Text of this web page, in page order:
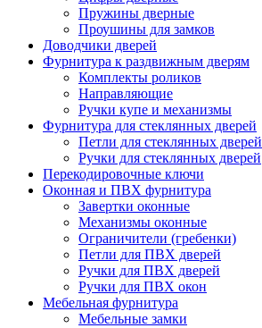
Пружины дверные
Проушины для замков
Доводчики дверей
Фурнитура к раздвижным дверям
Комплекты роликов
Направляющие
Ручки купе и механизмы
Фурнитура для стеклянных дверей
Петли для стеклянных дверей
Ручки для стеклянных дверей
Перекодировочные ключи
Оконная и ПВХ фурнитура
Завертки оконные
Механизмы оконные
Ограничители (гребенки)
Петли для ПВХ дверей
Ручки для ПВХ дверей
Ручки для ПВХ окон
Мебельная фурнитура
Мебельные замки